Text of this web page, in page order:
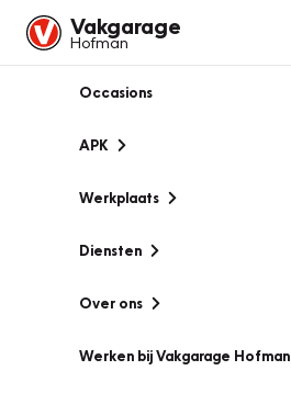
Vakgarage
Hofman
Occasions
APK
Werkplaats
Diensten
Over ons
Werken bij Vakgarage Hofman